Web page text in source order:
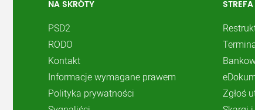
NA SKRÓTY
PSD2
RODO
Kontakt
Informacje wymagane prawem
Polityka prywatności
Zgłoś